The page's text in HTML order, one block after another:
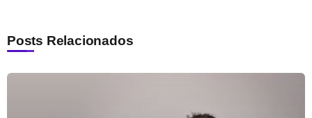
Posts Relacionados